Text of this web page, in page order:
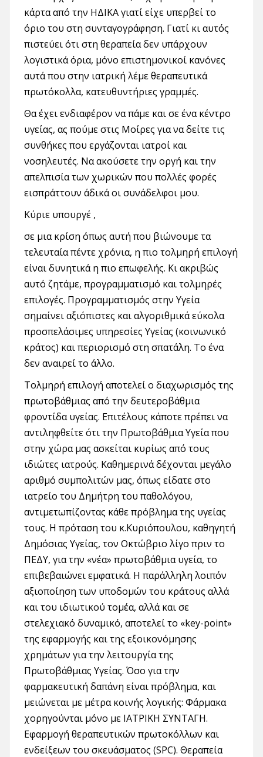
κάρτα από την ΗΔΙΚΑ γιατί είχε υπερβεί το
όριο του στη συνταγογράφηση. Γιατί κι αυτός
πιστεύει ότι στη θεραπεία δεν υπάρχουν
λογιστικά όρια, μόνο επιστημονικοί κανόνες
αυτά που στην ιατρική λέμε θεραπευτικά
πρωτόκολλα, κατευθυντήριες γραμμές.
Θα έχει ενδιαφέρον να πάμε και σε ένα κέντρο
υγείας, ας πούμε στις Μοίρες για να δείτε τις
συνθήκες που εργάζονται ιατροί και
νοσηλευτές. Να ακούσετε την οργή και την
απελπισία των χωρικών που πολλές φορές
εισπράττουν άδικά οι συνάδελφοι μου.
Κύριε υπουργέ ,
σε μια κρίση όπως αυτή που βιώνουμε τα
τελευταία πέντε χρόνια, η πιο τολμηρή επιλογή
είναι δυνητικά η πιο επωφελής. Κι ακριβώς
αυτό ζητάμε, προγραμματισμό και τολμηρές
επιλογές. Προγραμματισμός στην Υγεία
σημαίνει αξιόπιστες και αλγοριθμικά εύκολα
προσπελάσιμες υπηρεσίες Υγείας (κοινωνικό
κράτος) και περιορισμό στη σπατάλη. Το ένα
δεν αναιρεί το άλλο.
Τολμηρή επιλογή αποτελεί ο διαχωρισμός της
πρωτοβάθμιας από την δευτεροβάθμια
φροντίδα υγείας. Επιτέλους κάποτε πρέπει να
αντιληφθείτε ότι την Πρωτοβάθμια Υγεία που
στην χώρα μας ασκείται κυρίως από τους
ιδιώτες ιατρούς. Καθημερινά δέχονται μεγάλο
αριθμό συμπολιτών μας, όπως είδατε στο
ιατρείο του Δημήτρη του παθολόγου,
αντιμετωπίζοντας κάθε πρόβλημα της υγείας
τους. Η πρόταση του κ.Κυριόπουλου, καθηγητή
Δημόσιας Υγείας, τον Οκτώβριο λίγο πριν το
ΠΕΔΥ, για την «νέα» πρωτοβάθμια υγεία, το
επιβεβαιώνει εμφατικά. Η παράλληλη λοιπόν
αξιοποίηση των υποδομών του κράτους αλλά
και του ιδιωτικού τομέα, αλλά και σε
στελεχιακό δυναμικό, αποτελεί το «key-point»
της εφαρμογής και της εξοικονόμησης
χρημάτων για την λειτουργία της
Πρωτοβάθμιας Υγείας. Όσο για την
φαρμακευτική δαπάνη είναι πρόβλημα, και
μειώνεται με μέτρα κοινής λογικής: Φάρμακα
χορηγούνται μόνο με ΙΑΤΡΙΚΗ ΣΥΝΤΑΓΗ.
Εφαρμογή θεραπευτικών πρωτοκόλλων και
ενδείξεων του σκευάσματος (SPC). Θεραπεία